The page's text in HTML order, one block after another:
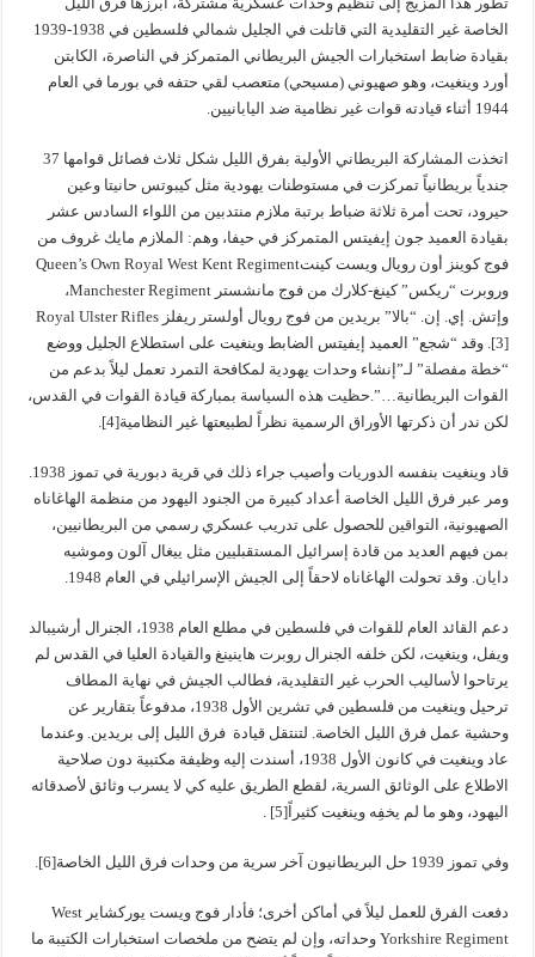
الخاصة غير التقليدية التي قاتلت في الجليل شمالي فلسطين في 1938-1939
بقيادة ضابط استخبارات الجيش البريطاني المتمركز في الناصرة، الكابتن
أورد وينغيت، وهو صهيوني (مسيحي) متعصب لقي حتفه في بورما في العام
1944 أثناء قيادته قوات غير نظامية ضد اليابانيين.
اتخذت المشاركة البريطاني الأولية بفرق الليل شكل ثلاث فصائل قوامها 37
جندياً بريطانياً تمركزت في مستوطنات يهودية مثل كيبوتس حانيتا وعين
حيرود، تحت أمرة ثلاثة ضباط برتبة ملازم منتدبين من اللواء السادس عشر
بقيادة العميد جون إيفيتس المتمركز في حيفا، وهم: الملازم مايك غروف من
فوج كوينز أون رويال ويست كينتQueen’s Own Royal West Kent Regiment
وروبرت “ريكس” كينغ-كلارك من فوج مانشستر Manchester Regiment،
وإتش. إي. إن. “بالا” بريدين من فوج رويال أولستر ريفلز Royal Ulster Rifles
[3]. وقد “شجع” العميد إيفيتس الضابط وينغيت على استطلاع الجليل ووضع
“خطة مفصلة” لـ”إنشاء وحدات يهودية لمكافحة التمرد تعمل ليلاً بدعم من
القوات البريطانية…”.حظيت هذه السياسة بمباركة قيادة القوات في القدس،
لكن ندر أن ذكرتها الأوراق الرسمية نظراً لطبيعتها غير النظامية[4].
ومر عبر فرق الليل الخاصة أعداد كبيرة من الجنود اليهود من منظمة الهاغاناه
الصهيونية، التواقين للحصول على تدريب عسكري رسمي من البريطانيين،
بمن فيهم العديد من قادة إسرائيل المستقبليين مثل ييغال آلون وموشيه
دايان. وقد تحولت الهاغاناه لاحقاً إلى الجيش الإسرائيلي في العام 1948.
دعم القائد العام للقوات في فلسطين في مطلع العام 1938، الجنرال أرشيبالد
ويفل، وينغيت، لكن خلفه الجنرال روبرت هاينينغ والقيادة العليا في القدس لم
يرتاحوا لأساليب الحرب غير التقليدية، فطالب الجيش في نهاية المطاف
ترحيل وينغيت من فلسطين في تشرين الأول 1938، مدفوعاً بتقارير عن
وحشية عمل فرق الليل الخاصة. لتنتقل قيادة فرق الليل إلى بريدين. وعندما
عاد وينغيت في كانون الأول 1938، أسندت إليه وظيفة مكتبية دون صلاحية
الاطلاع على الوثائق السرية، لقطع الطريق عليه كي لا يسرب وثائق لأصدقائه
اليهود، وهو ما لم يخفِه وينغيت كثيراً[5] .
وفي تموز 1939 حل البريطانيون آخر سرية من وحدات فرق الليل الخاصة[6].
دفعت الفرق للعمل ليلاً في أماكن أخرى؛ فأدار فوج ويست يوركشاير West
Yorkshire Regiment وحداته، وإن لم يتضح من ملخصات استخبارات الكتيبة ما